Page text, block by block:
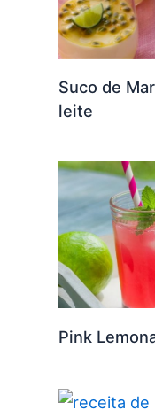
Suco de
leite
Pink